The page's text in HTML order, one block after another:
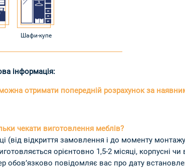
Шафи-купе
інформація:
отримати попередній розрахунок за
чекати виготовлення меблів?
(від відкриття замовлення і до моменту
орієнтовно 1,5-2 місяці, корпусні
обов’язково повідомляє вас про дату